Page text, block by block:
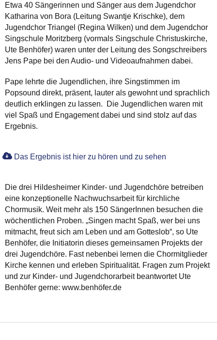
Etwa 40 Sängerinnen und Sänger aus dem Jugendchor
Katharina von Bora (Leitung Swantje Krischke), dem
Jugendchor Triangel (Regina Wilken) und dem Jugendchor
Singschule Moritzberg (vormals Singschule Christuskirche,
Ute Benhöfer) waren unter der Leitung des Songschreibers
Jens Pape bei den Audio- und Videoaufnahmen dabei.
Pape lehrte die Jugendlichen, ihre Singstimmen im
Popsound direkt, präsent, lauter als gewohnt und sprachlich
deutlich erklingen zu lassen. Die Jugendlichen waren mit
viel Spaß und Engagement dabei und sind stolz auf das
Ergebnis.
Das Ergebnis ist hier zu hören und zu sehen
Die drei Hildesheimer Kinder- und Jugendchöre betreiben
eine konzeptionelle Nachwuchsarbeit für kirchliche
Chormusik. Weit mehr als 150 SängerInnen besuchen die
wöchentlichen Proben. „Singen macht Spaß, wer bei uns
mitmacht, freut sich am Leben und am Gotteslob“, so Ute
Benhöfer, die Initiatorin dieses gemeinsamen Projekts der
drei Jugendchöre. Fast nebenbei lernen die Chormitglieder
Kirche kennen und erleben Spiritualität. Fragen zum Projekt
und zur Kinder- und Jugendchorarbeit beantwortet Ute
Benhöfer gerne: www.benhöfer.de